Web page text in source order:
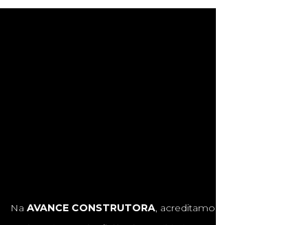
Na AVANCE CONSTRUTORA, acreditamos que cada